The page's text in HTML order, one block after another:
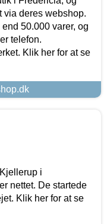
deres webshop.
50.000 varer, og
telefon.
Klik her for at se
i
nettet. De startede
Klik her for at se